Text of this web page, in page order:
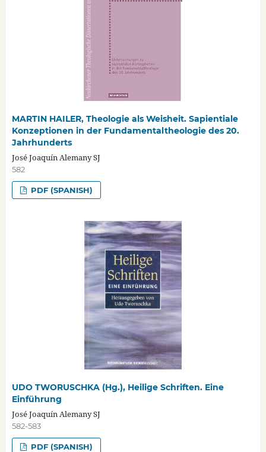
MARTIN HAILER, Theologie als Weisheit. Sapientiale
Konzeptionen in der Fundamentaltheologie des 20.
Jahrhunderts
José Joaquín Alemany SJ
582
PDF (SPANISH)
UDO TWORUSCHKA (Hg.), Heilige Schriften. Eine
Einführung
José Joaquín Alemany SJ
582-583
PDF (SPANISH)